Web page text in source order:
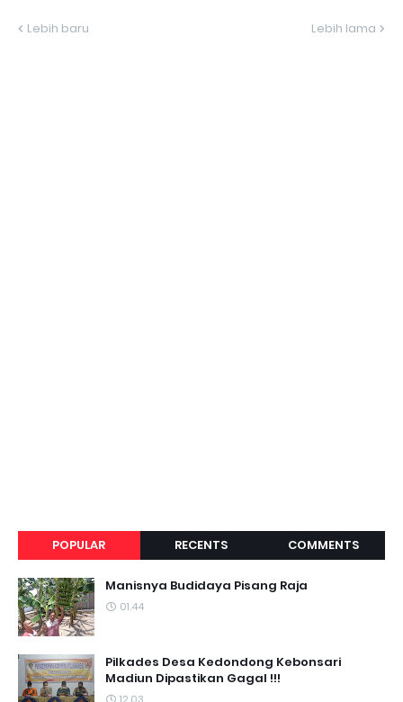
Lebih baru Lebih lama
POPULAR RECENTS COMMENTS
Manisnya Budidaya Pisang Raja
01.44
Pilkades Desa Kedondong Kebonsari
Madiun Dipastikan Gagal !!!